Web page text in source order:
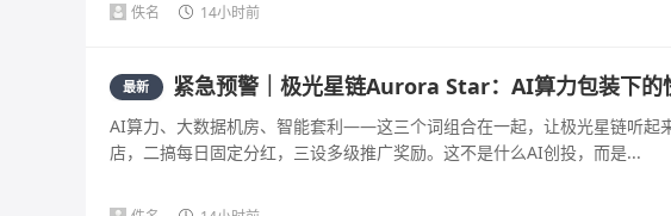
佚名 14小时前
最新 紧急预警｜极光星链Aurora Star：AI算力包装下的
AI算力、大数据机房、智能套利——这三个词组合在一起，让极光星链听起
店，二搞每日固定分红，三设多级推广奖励。这不是什么AI创投，而是...